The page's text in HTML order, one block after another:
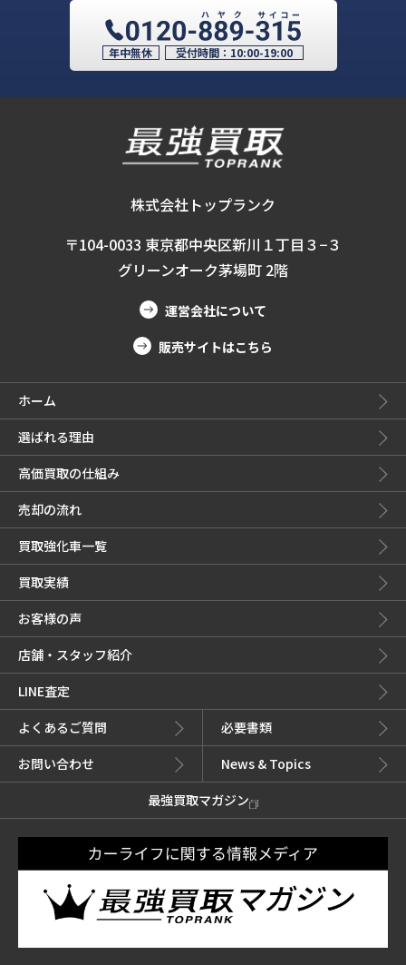
年中無休 受付時間： 10:00-19:00
株式会社トップランク
〒104-0033 東京都中央区新川１丁目３−３
グリーンオーク茅場町 2階
運営会社について
販売サイトはこちら
ホーム
選ばれる理由
高価買取の仕組み
売却の流れ
買取強化車一覧
買取実績
お客様の声
店舗・スタッフ紹介
LINE査定
よくあるご質問
必要書類
お問い合わせ
News & Topics
最強買取マガジン